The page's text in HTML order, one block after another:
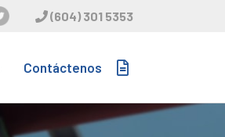
(604) 301 5353
Contáctenos